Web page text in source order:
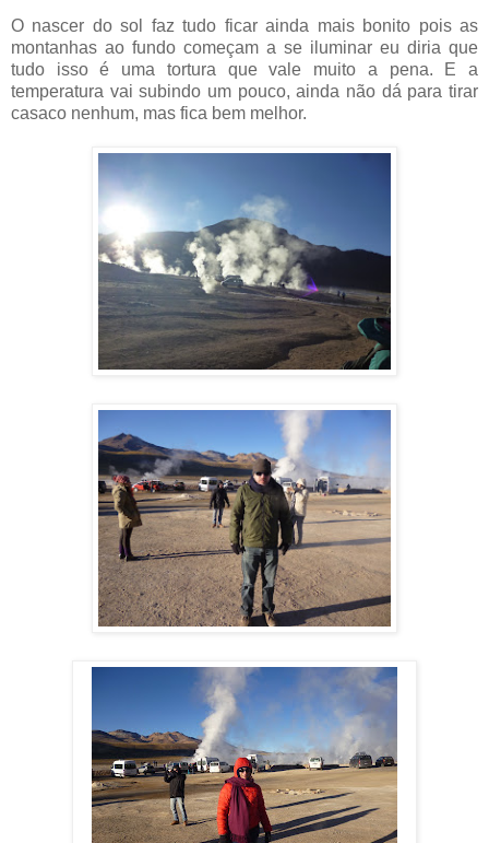
O nascer do sol faz tudo ficar ainda mais bonito pois as
montanhas ao fundo começam a se iluminar eu diria que
tudo isso é uma tortura que vale muito a pena. E a
temperatura vai subindo um pouco, ainda não dá para tirar
casaco nenhum, mas fica bem melhor.